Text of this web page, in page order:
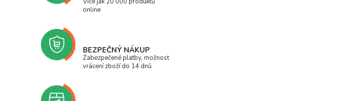
online
BEZPEČNÝ NÁKUP
Zabezpečené platby, možnost
vrácení zboží do 14 dnů